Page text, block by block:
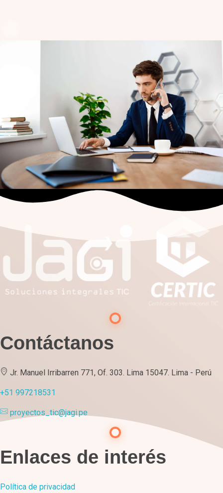
Contáctanos
Jr. Manuel Irribarren 771, Of. 303. Lima 15047. Lima - Perú
+51 997218531
proyectos_tic@jagi.pe
Enlaces de interés
Política de privacidad